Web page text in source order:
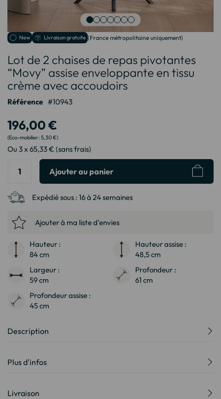
Passer
début
de
Galerie
d’images
New Livraison gratuite (France métropolitaine uniquement)
Lot de 2 chaises de repas pivotantes
“Movy” assise enveloppante en tissu
crème avec accoudoirs
Référence 10943
196,00 €
5,30 €
Ou 3 x 65,33 € (sans frais)
Ajouter au panier
Expédié sous : 16 à 24 semaines
Ajouter à ma liste d'envies
Hauteur :
84 cm
Hauteur assise :
48,5 cm
Largeur :
59 cm
Profondeur :
61 cm
Profondeur assise :
45 cm
Description
Plus d'infos
Livraison